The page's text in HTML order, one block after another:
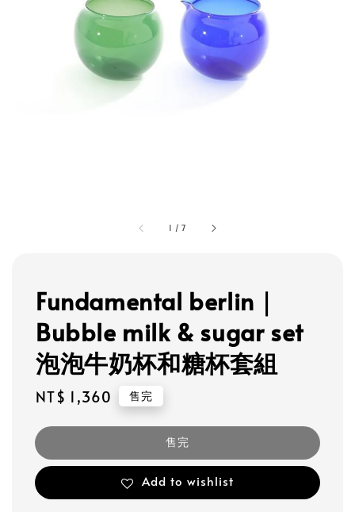
1 /7
Fundamental berlin｜
Bubble milk & sugar set
泡泡牛奶杯和糖杯套組
Regular
NT$ 1,360 售完
售完
Add to wishlist